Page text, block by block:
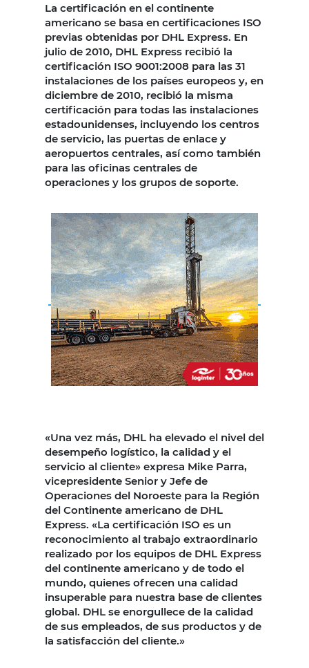
La certificación en el continente
americano se basa en certificaciones ISO
previas obtenidas por DHL Express. En
julio de 2010, DHL Express recibió la
certificación ISO 9001:2008 para las 31
instalaciones de los países europeos y, en
diciembre de 2010, recibió la misma
certificación para todas las instalaciones
estadounidenses, incluyendo los centros
de servicio, las puertas de enlace y
aeropuertos centrales, así como también
para las oficinas centrales de
operaciones y los grupos de soporte.
«Una vez más, DHL ha elevado el nivel del
desempeño logístico, la calidad y el
servicio al cliente» expresa Mike Parra,
vicepresidente Senior y Jefe de
Operaciones del Noroeste para la Región
del Continente americano de DHL
Express. «La certificación ISO es un
reconocimiento al trabajo extraordinario
realizado por los equipos de DHL Express
del continente americano y de todo el
mundo, quienes ofrecen una calidad
insuperable para nuestra base de clientes
global. DHL se enorgullece de la calidad
de sus empleados, de sus productos y de
la satisfacción del cliente.»